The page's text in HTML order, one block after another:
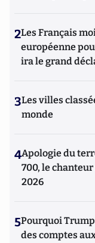
2Les Français
européenne
ira le grand
3Les villes
monde
4Apologie du
700, le chanteur
2026
5Pourquoi
des comptes